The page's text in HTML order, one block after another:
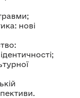
нові